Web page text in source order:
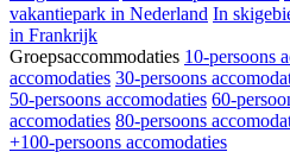
vakantiepark in Nederland In
in Frankrijk
Groepsaccommodaties 10-persoons
accomodaties 30-persoons
50-persoons accomodaties 60-
accomodaties 80-persoons
+100-persoons accomodaties